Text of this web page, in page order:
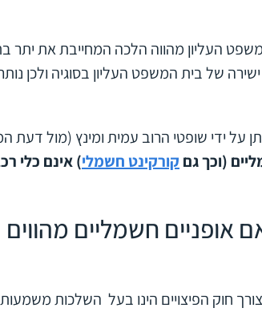
העליון מהווה הלכה המחייבת את יתר
פסיקה ישירה של בית המשפט העליון בסוגיה
על ידי שופטי הרוב עמית ומינץ (מול דעת
(וכך גם קורקינט חשמלי)אינם כלי
חשמליים
חוק הפיצויים הינו בעל השלכות